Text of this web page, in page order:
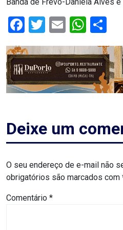
CÂMARA
DE
NATAL
FEDERAL
MUNICIPAL
Banda de Frevo-Daniela Alves
Facebook
Twitter
Email
Deixe um
O seu endereço de e-mail não
obrigatórios são marcados com
Comentário *